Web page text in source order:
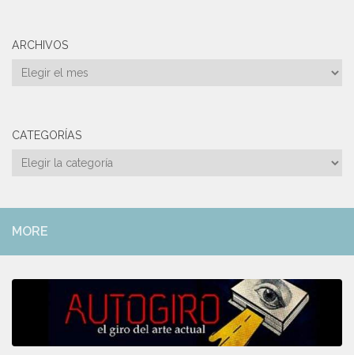
ARCHIVOS
Archivos
CATEGORÍAS
Categorías
MORE